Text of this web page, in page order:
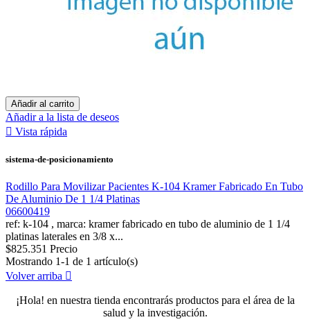
Añadir al carrito
Añadir a la lista de deseos
 Vista rápida
sistema-de-posicionamiento
Rodillo Para Movilizar Pacientes K-104 Kramer Fabricado En Tubo
De Aluminio De 1 1/4 Platinas
06600419
ref: k-104 , marca: kramer fabricado en tubo de aluminio de 1 1/4
platinas laterales en 3/8 x...
$825.351 Precio
Mostrando 1-1 de 1 artículo(s)
Volver arriba 
¡Hola! en nuestra tienda encontrarás productos para el área de la
salud y la investigación.